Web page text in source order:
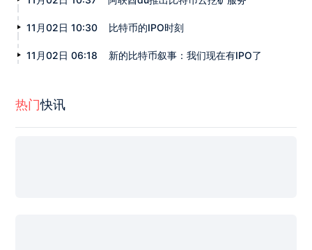
11月02日 10:30 比特币的IPO时刻
11月02日 06:18 新的比特币叙事：我们现在有IPO了
热门快讯